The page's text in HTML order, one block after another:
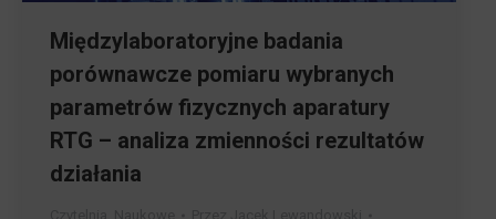
Międzylaboratoryjne badania
porównawcze pomiaru wybranych
parametrów fizycznych aparatury
RTG – analiza zmienności rezultatów
działania